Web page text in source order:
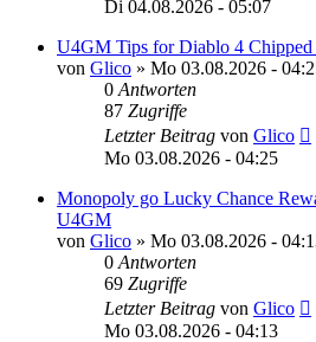
Di 04.08.2026 - 05:07
U4GM Tips for Diablo 4 Chipped
von Glico » Mo 03.08.2026 -
0 Antworten
87 Zugriffe
Letzter Beitrag von Glico
Mo 03.08.2026 - 04:25
Monopoly go Lucky Chance
U4GM
von Glico » Mo 03.08.2026 -
0 Antworten
69 Zugriffe
Letzter Beitrag von Glico
Mo 03.08.2026 - 04:13